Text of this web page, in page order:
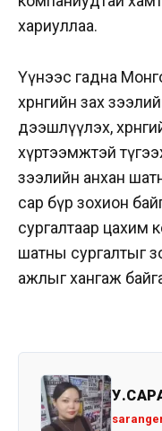
хариуллаа.
Үүнээс гадна
хөрөнгийн зах
дээшлүүлэх,
хүртээмжтэй
зээлийн анхан
сар бүр зохион
сургалтаар цахим
шатны сургалтыг
ажлыг хангаж